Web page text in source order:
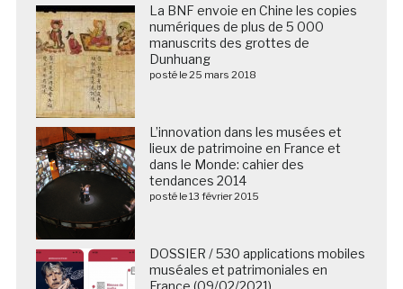
La BNF envoie en Chine les copies
numériques de plus de 5 000
manuscrits des grottes de
Dunhuang
posté le 25 mars 2018
L’innovation dans les musées et
lieux de patrimoine en France et
dans le Monde: cahier des
tendances 2014
posté le 13 février 2015
DOSSIER / 530 applications mobiles
muséales et patrimoniales en